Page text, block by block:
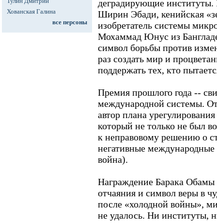
Хованская Галина
все персоны
деградирующие
Ширин Эбади, кенийская
изобретатель системы
Мохаммад Юнус из
символ борьбы против
раз создать мир и
поддержать тех, кто
Премия прошлого года --
международной системы.
автор плана
который не только не был
к неправовому решению о
негативные международные
война).
Награждение Барака
отчаяния и символ веры в
после «холодной войны»,
не удалось. Ни институты,